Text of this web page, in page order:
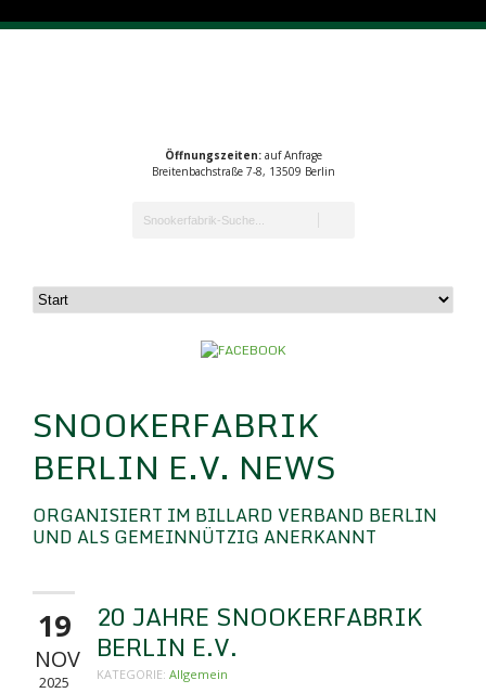
Öffnungszeiten:auf Anfrage
Breitenbachstraße 7-8, 13509 Berlin
SNOOKERFABRIK
BERLIN E.V. NEWS
ORGANISIERT IM BILLARD VERBAND BERLIN
UND ALS GEMEINNÜTZIG ANERKANNT
19
NOV
2025
20 JAHRE SNOOKERFABRIK
BERLIN E.V.
KATEGORIE: Allgemein